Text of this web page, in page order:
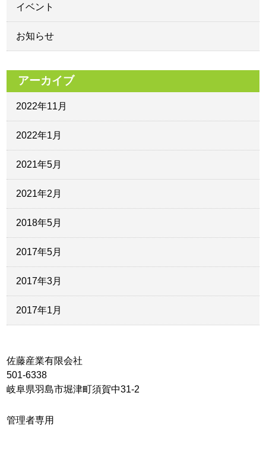
イベント
お知らせ
アーカイブ
2022年11月
2022年1月
2021年5月
2021年2月
2018年5月
2017年5月
2017年3月
2017年1月
佐藤産業有限会社
501-6338
岐阜県羽島市堀津町須賀中31-2
管理者専用